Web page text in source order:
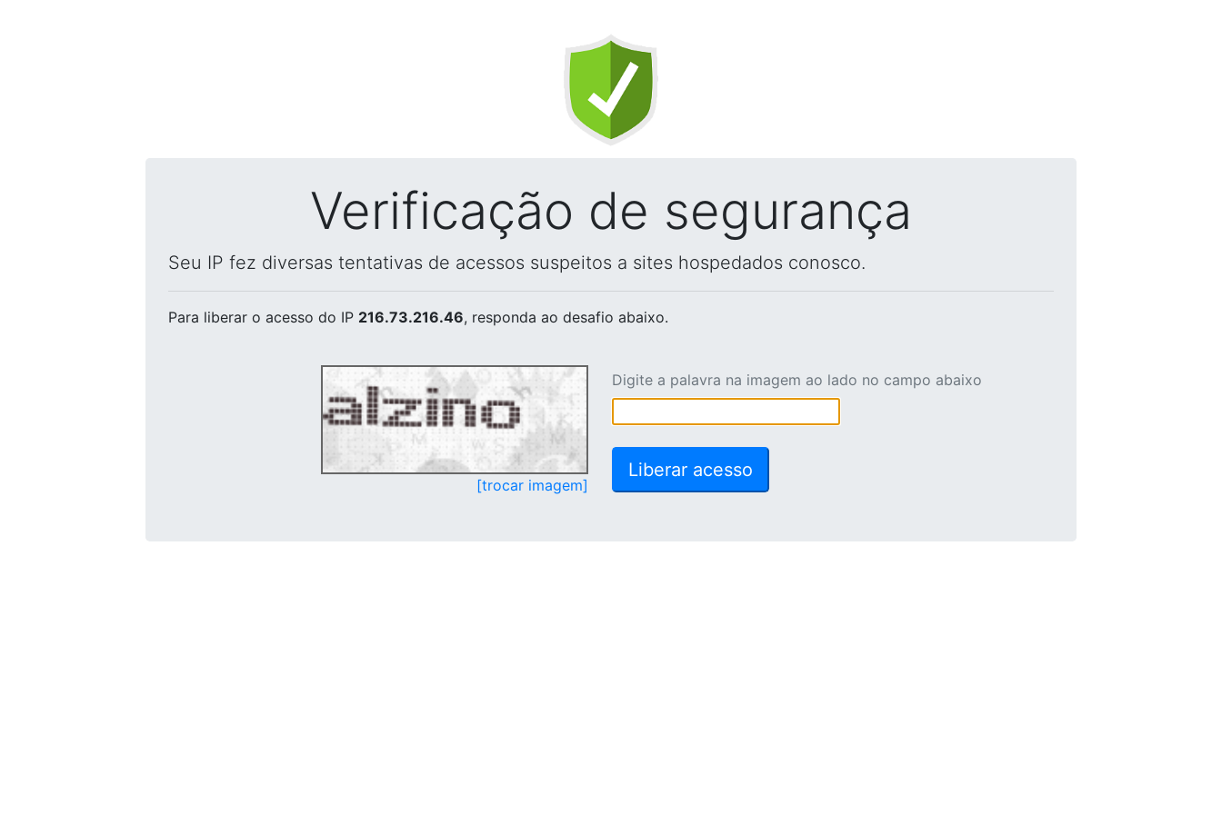
Verificação de segurança
Seu IP fez diversas tentativas de acessos suspeitos a sites hospedados conosco.
Para liberar o acesso do IP 216.73.216.46, responda ao desafio abaixo.
[trocar imagem]
Digite a palavra na imagem ao lado no campo abaixo